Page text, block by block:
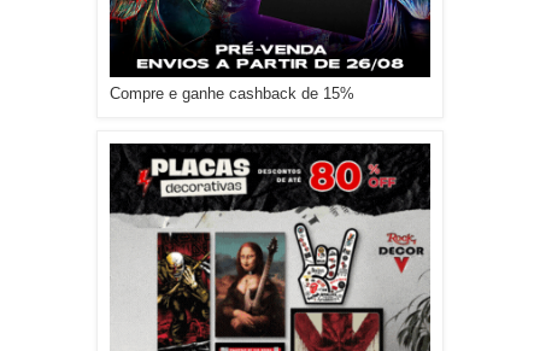
Compre e ganhe cashback de 15%